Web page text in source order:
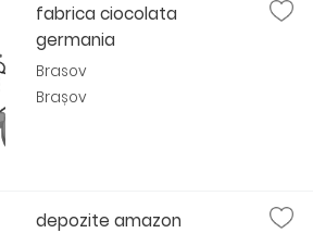
fabrica ciocolata
germania
Brasov
Brașov
depozite amazon